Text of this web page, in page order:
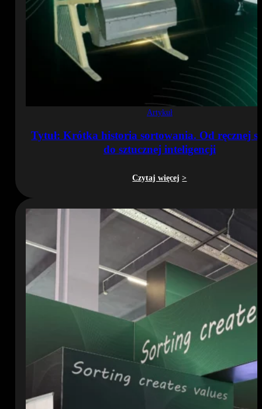
Artykuł
Tytuł: Krótka historia sortowania. Od ręcznej
do sztucznej inteligencji
Czytaj więcej